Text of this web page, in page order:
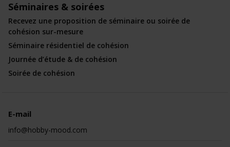
Séminaires & soirées
Recevez une proposition de séminaire ou soirée de
cohésion sur-mesure
Séminaire résidentiel de cohésion
Journée d’étude & de cohésion
Soirée de cohésion
E-mail
info@hobby-mood.com